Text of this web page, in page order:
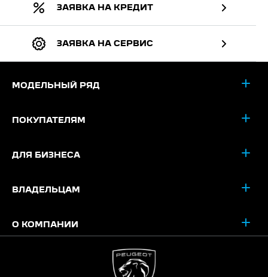
ЗАЯВКА НА КРЕДИТ
ЗАЯВКА НА СЕРВИС
МОДЕЛЬНЫЙ РЯД
ПОКУПАТЕЛЯМ
ДЛЯ БИЗНЕСА
ВЛАДЕЛЬЦАМ
О КОМПАНИИ